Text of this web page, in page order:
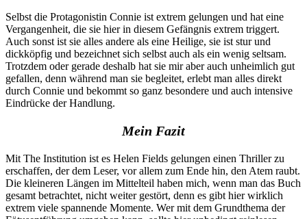
Selbst die Protagonistin Connie ist extrem gelungen und hat eine
Vergangenheit, die sie hier in diesem Gefängnis extrem triggert.
Auch sonst ist sie alles andere als eine Heilige, sie ist stur und
dickköpfig und bezeichnet sich selbst auch als ein wenig seltsam.
Trotzdem oder gerade deshalb hat sie mir aber auch unheimlich gut
gefallen, denn während man sie begleitet, erlebt man alles direkt
durch Connie und bekommt so ganz besondere und auch intensive
Eindrücke der Handlung.
Mein Fazit
Mit The Institution ist es Helen Fields gelungen einen Thriller zu
erschaffen, der dem Leser, vor allem zum Ende hin, den Atem raubt.
Die kleineren Längen im Mittelteil haben mich, wenn man das Buch
gesamt betrachtet, nicht weiter gestört, denn es gibt hier wirklich
extrem viele spannende Momente. Wer mit dem Grundthema der